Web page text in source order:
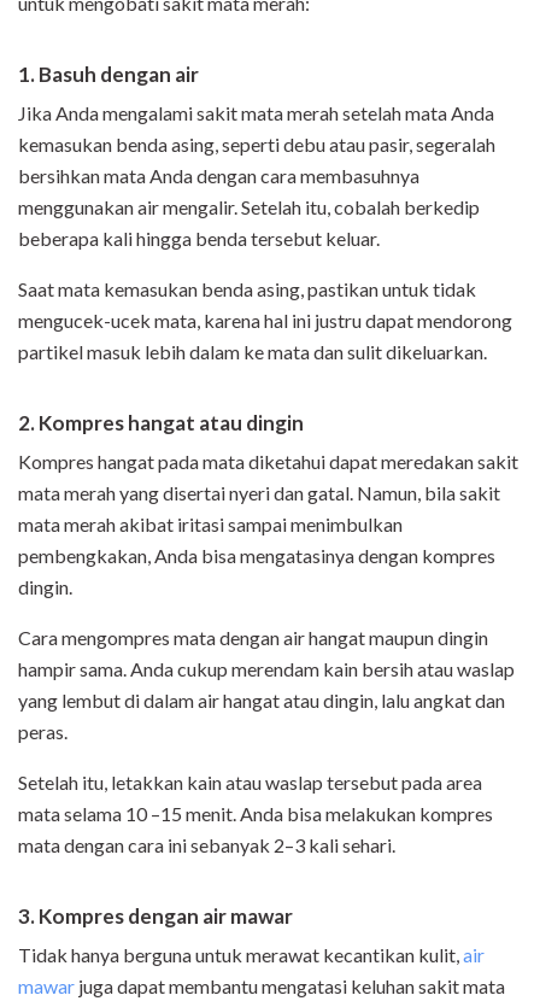
1. Basuh dengan air
Jika Anda mengalami sakit mata merah setelah mata Anda
kemasukan benda asing, seperti debu atau pasir, segeralah
bersihkan mata Anda dengan cara membasuhnya
menggunakan air mengalir. Setelah itu, cobalah berkedip
beberapa kali hingga benda tersebut keluar.
Saat mata kemasukan benda asing, pastikan untuk tidak
mengucek-ucek mata, karena hal ini justru dapat mendorong
partikel masuk lebih dalam ke mata dan sulit dikeluarkan.
2. Kompres hangat atau dingin
Kompres hangat pada mata diketahui dapat meredakan sakit
mata merah yang disertai nyeri dan gatal. Namun, bila sakit
mata merah akibat iritasi sampai menimbulkan
pembengkakan, Anda bisa mengatasinya dengan kompres
dingin.
Cara mengompres mata dengan air hangat maupun dingin
hampir sama. Anda cukup merendam kain bersih atau waslap
yang lembut di dalam air hangat atau dingin, lalu angkat dan
peras.
Setelah itu, letakkan kain atau waslap tersebut pada area
mata selama 10 –15 menit. Anda bisa melakukan kompres
mata dengan cara ini sebanyak 2–3 kali sehari.
3. Kompres dengan air mawar
Tidak hanya berguna untuk merawat kecantikan kulit,air
mawar juga dapat membantu mengatasi keluhan sakit mata